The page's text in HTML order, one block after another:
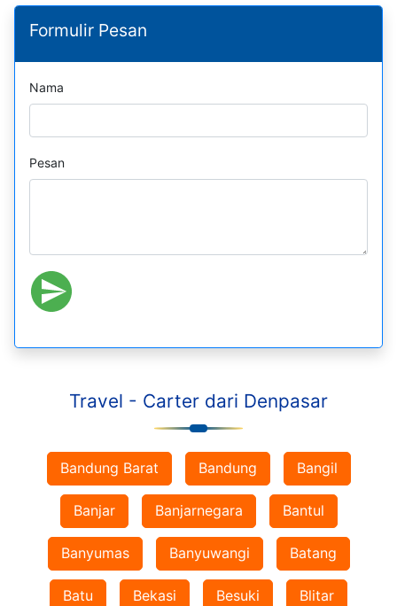
Formulir Pesan
Nama
Pesan
Travel - Carter dari Denpasar
Bandung Barat Bandung Bangil
Banjar Banjarnegara Bantul
Banyumas Banyuwangi Batang
Batu Bekasi Besuki Blitar